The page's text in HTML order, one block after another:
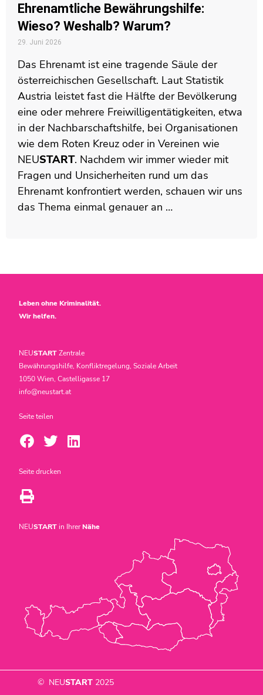
Ehrenamtliche Bewährungshilfe:
Wieso? Weshalb? Warum?
29. Juni 2026
Das Ehrenamt ist eine tragende Säule der
österreichischen Gesellschaft. Laut Statistik
Austria leistet fast die Hälfte der Bevölkerung
eine oder mehrere Freiwilligentätigkeiten, etwa
in der Nachbarschaftshilfe, bei Organisationen
wie dem Roten Kreuz oder in Vereinen wie
NEUSTART. Nachdem wir immer wieder mit
Fragen und Unsicherheiten rund um das
Ehrenamt konfrontiert werden, schauen wir uns
das Thema einmal genauer an …
Leben ohne Kriminalität.
Wir helfen.
NEUSTARTZentrale
Bewährungshilfe, Konfliktregelung, Soziale Arbeit
1050 Wien, Castelligasse 17
info@neustart.at
Seite teilen
Seite drucken
NEUSTARTin IhrerNähe
© NEUSTART 2025